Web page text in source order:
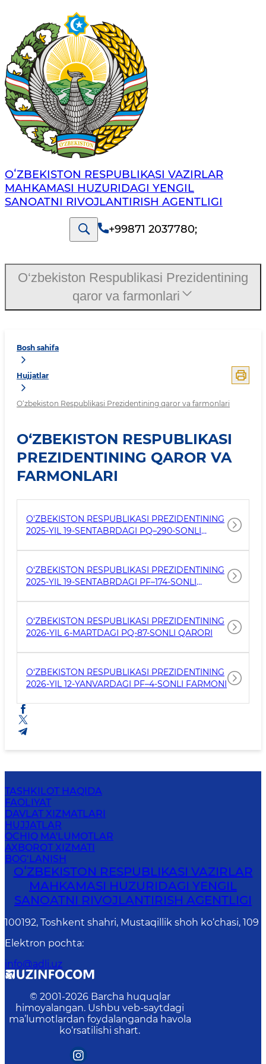
OʻZBEKISTON RESPUBLIKASI VAZIRLAR
MAHKAMASI HUZURIDAGI YENGIL
SANOATNI RIVOJLANTIRISH AGENTLIGI
+99871 2037780;
Bosh sahifa
Hujjatlar
O‘zbekiston Respublikasi Prezidentining qaror va farmonlari
O‘ZBEKISTON RESPUBLIKASI
PREZIDENTINING QAROR VA
FARMONLARI
O'ZBEKISTON RESPUBLIKASI PREZIDENTINING
2025-YIL 19-SENTABRDAGI PQ–290-SONLI
O‘ZBEKISTON RESPUBLIKASI PREZIDENTINING
2025-YIL 19-SENTABRDAGI PF–174-SONLI
O‘ZBEKISTON RESPUBLIKASI PREZIDENTINING
2026-YIL 6-MARTDAGI PQ-87-SONLI QARORI
O‘ZBEKISTON RESPUBLIKASI PREZIDENTINING
2026-YIL 12-YANVARDAGI PF–4-SONLI FARMONI
O‘zbekiston Respublikasi Prezidentining
qaror va farmonlari
TASHKILOT HAQIDA
FAOLIYAT
DAVLAT XIZMATLARI
HUJJATLAR
OCHIQ MA'LUMOTLAR
AXBOROT XIZMATI
BOG‘LANISH
OʻZBEKISTON RESPUBLIKASI VAZIRLAR
MAHKAMASI HUZURIDAGI YENGIL
SANOATNI RIVOJLANTIRISH AGENTLIGI
100192, Toshkent shahri, Mustaqillik shoh ko‘chasi, 109
Elektron pochta:
info@adli.uz
© 2001-2026 Barcha huquqlar
himoyalangan. Ushbu veb-saytdagi
ma’lumotlardan foydalanganda havola
ko‘rsatilishi shart.